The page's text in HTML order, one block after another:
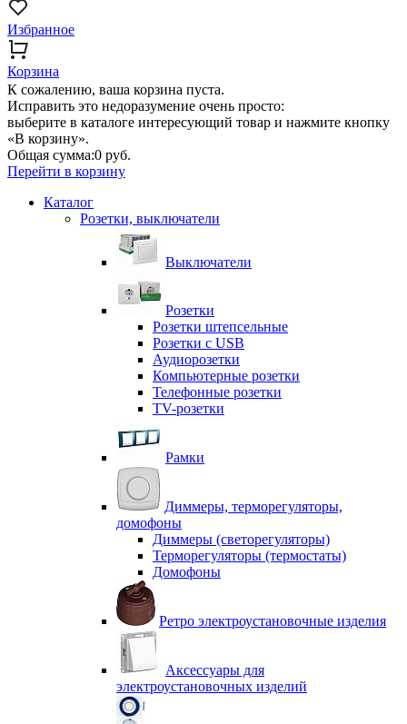
Избранное
Корзина
К сожалению, ваша корзина пуста.
Исправить это недоразумение очень просто:
выберите в каталоге интересующий товар и нажмите кнопку
«В корзину».
Общая сумма:0 руб.
Перейти в корзину
Каталог
Розетки, выключатели
Выключатели
Розетки
Розетки штепсельные
Розетки с USB
Аудиорозетки
Компьютерные розетки
Телефонные розетки
TV-розетки
Рамки
Диммеры, терморегуляторы,
домофоны
Диммеры (светорегуляторы)
Терморегуляторы (термостаты)
Домофоны
Ретро электроустановочные изделия
Аксессуары для
электроустановочных изделий